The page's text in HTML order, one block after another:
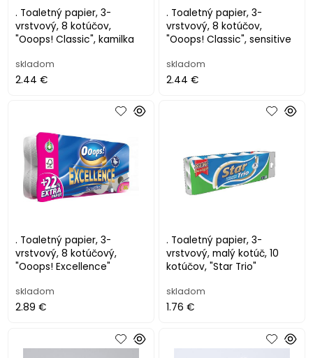
. Toaletný papier, 3-
vrstvový, 8 kotúčov,
"Ooops! Classic", kamilka
skladom
2.44 €
. Toaletný papier, 3-
vrstvový, 8 kotúčov,
"Ooops! Classic", sensitive
skladom
2.44 €
. Toaletný papier, 3-
vrstvový, 8 kotúčový,
"Ooops! Excellence"
skladom
2.89 €
. Toaletný papier, 3-
vrstvový, malý kotúč, 10
kotúčov, "Star Trio"
skladom
1.76 €